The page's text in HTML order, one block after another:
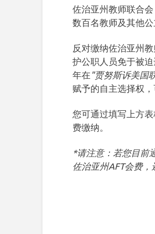
佐治亚州教师联合
数百名教师及其他公
反对缴纳佐治亚州
护公职人员免于被
年在 "贾努斯诉美国
赋予的自主选择权
您可通过填写上方
费缴纳。
*请注意：若您目前
佐治亚州AFT会费，